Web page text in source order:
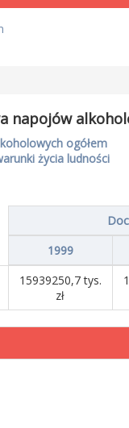
napojów
ogółem
życia ludności
1999
15939250,7 tys.
zł